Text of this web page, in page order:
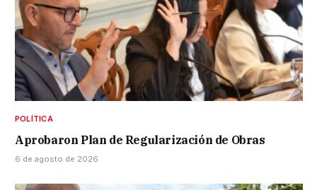
POLÍTICA
Aprobaron Plan de Regularización de Obras
6 de agosto de 2026